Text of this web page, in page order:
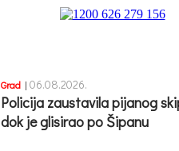
Grad | 06.08.2026.
Policija zaustavila pijanog
dok je glisirao po Šipanu